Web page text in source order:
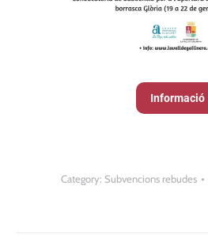
Informació
Category: Subvencions rebudes